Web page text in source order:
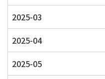
2025-03
2025-04
2025-05